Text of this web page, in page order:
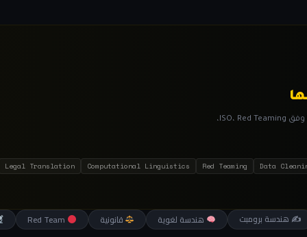
١٢ كورساً شاملاً — تدريب الذكاء الاصطناعي، هندسة البرومبت، MTPE وفق ISO، Red Teaming،
Data
Red Teaming
Computational Linguistics
Legal Translation
✍️ هندسة برومبت هندسة لغوية قانونية